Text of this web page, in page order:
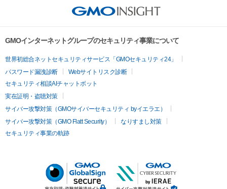
GMOインターネットグループのセキュリティ事業について
世界初総合ネットセキュリティサービス「GMOセキュリティ24」
パスワード漏洩診断
Webサイトリスク診断
セキュリティ相談AIチャットボット
実在証明・盗聴対策
サイバー攻撃対策（GMOサイバーセキュリティ byイエラエ）
サイバー攻撃対策（GMO Flatt Security）
なりすまし対策
セキュリティ事業の軌跡